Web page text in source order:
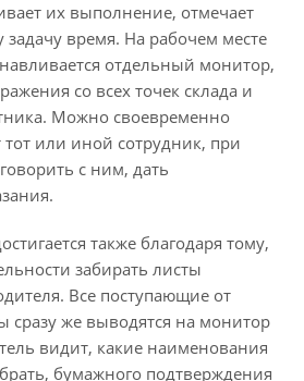
их выполнение, отмечает
задачу время. На рабочем месте
отдельный монитор,
со всех точек склада и
Можно своевременно
тот или иной сотрудник, при
с ним, дать
также благодаря тому,
забирать листы
Все поступающие от
сразу же выводятся на монитор
видит, какие наименования
бумажного подтверждения